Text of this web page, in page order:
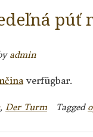
púť
admin
verfügbar.
, Der Turm Tagged